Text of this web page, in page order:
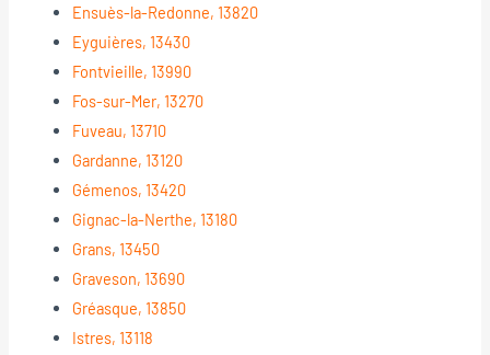
Ensuès-la-Redonne, 13820
Eyguières, 13430
Fontvieille, 13990
Fos-sur-Mer, 13270
Fuveau, 13710
Gardanne, 13120
Gémenos, 13420
Gignac-la-Nerthe, 13180
Grans, 13450
Graveson, 13690
Gréasque, 13850
Istres, 13118